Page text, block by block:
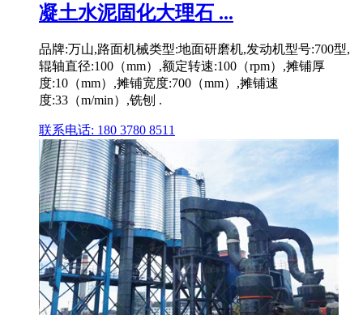
凝土水泥固化大理石 ...
品牌:万山,路面机械类型:地面研磨机,发动机型号:700型,
辊轴直径:100（mm）,额定转速:100（rpm）,摊铺厚
度:10（mm）,摊铺宽度:700（mm）,摊铺速
度:33（m/min）,铣刨 .
联系电话: 180 3780 8511